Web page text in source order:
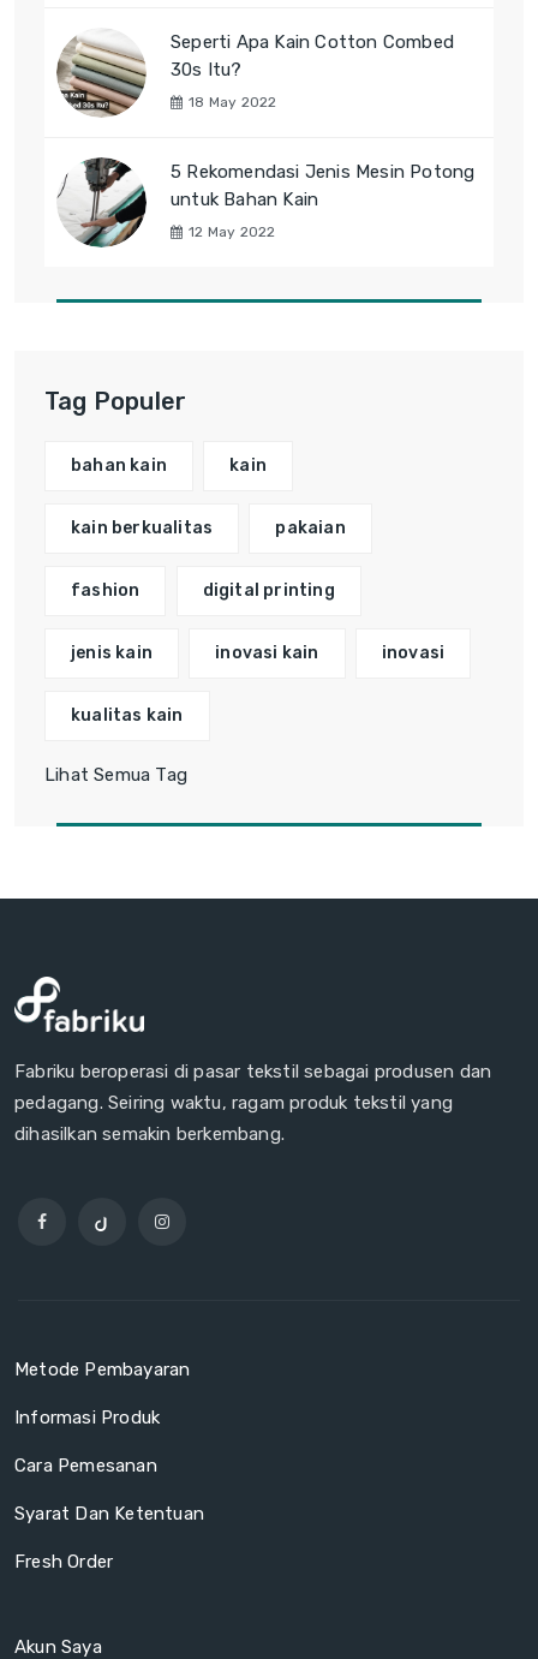
Seperti Apa Kain Cotton Combed
30s Itu?
18 May 2022
5 Rekomendasi Jenis Mesin Potong
untuk Bahan Kain
12 May 2022
Tag Populer
bahan kain kain
kain berkualitas pakaian
fashion digital printing
jenis kain inovasi kain inovasi
kualitas kain
Lihat Semua Tag
Fabriku beroperasi di pasar tekstil sebagai produsen dan
pedagang. Seiring waktu, ragam produk tekstil yang
dihasilkan semakin berkembang.
Metode Pembayaran
Informasi Produk
Cara Pemesanan
Syarat Dan Ketentuan
Fresh Order
Akun Saya